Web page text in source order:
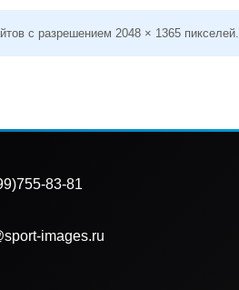
с разрешением 2048 × 1365 пикселей.
83-81
images.ru